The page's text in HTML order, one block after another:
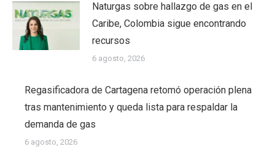
Naturgas sobre hallazgo de gas en el
Caribe, Colombia sigue encontrando
recursos
6 agosto, 2026
Regasificadora de Cartagena retomó operación plena
tras mantenimiento y queda lista para respaldar la
demanda de gas
6 agosto, 2026